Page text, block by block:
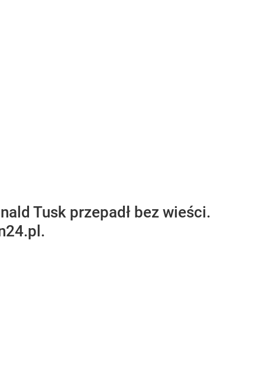
Tusk przepadł bez wieści.